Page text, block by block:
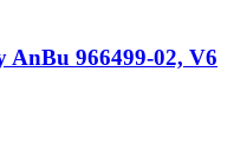
AnBu 966499-02, V6